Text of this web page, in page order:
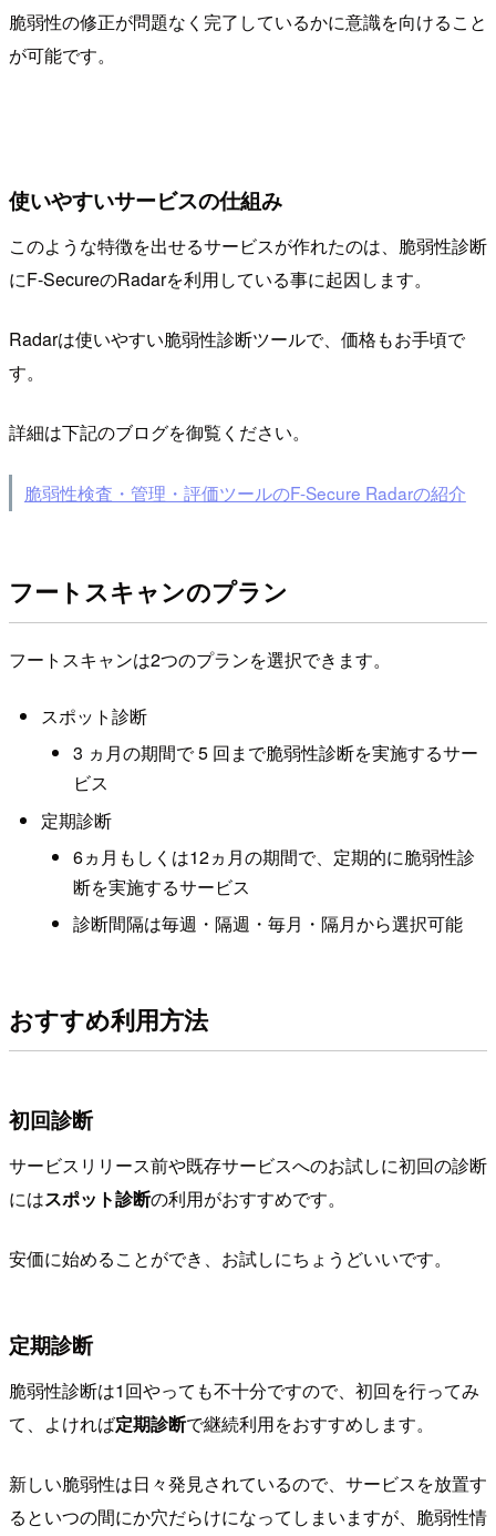
脆弱性の修正が問題なく完了しているかに意識を向けること
が可能です。
使いやすいサービスの仕組み
このような特徴を出せるサービスが作れたのは、脆弱性診断
にF-SecureのRadarを利用している事に起因します。
Radarは使いやすい脆弱性診断ツールで、価格もお手頃で
す。
詳細は下記のブログを御覧ください。
脆弱性検査・管理・評価ツールのF-Secure Radarの紹介
フートスキャンのプラン
フートスキャンは2つのプランを選択できます。
スポット診断
3 ヵ月の期間で 5 回まで脆弱性診断を実施するサー
ビス
定期診断
6ヵ月もしくは12ヵ月の期間で、定期的に脆弱性診
断を実施するサービス
診断間隔は毎週・隔週・毎月・隔月から選択可能
おすすめ利用方法
初回診断
サービスリリース前や既存サービスへのお試しに初回の診断
にはスポット診断の利用がおすすめです。
安価に始めることができ、お試しにちょうどいいです。
定期診断
脆弱性診断は1回やっても不十分ですので、初回を行ってみ
て、よければ定期診断で継続利用をおすすめします。
新しい脆弱性は日々発見されているので、サービスを放置す
るといつの間にか穴だらけになってしまいますが、脆弱性情